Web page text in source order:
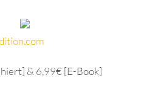
& 6,99€ [E-Book]